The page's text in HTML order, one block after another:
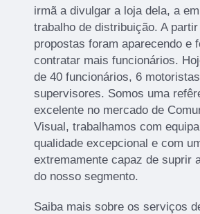
irmã a divulgar a loja dela, a
trabalho de distribuição. A
propostas foram aparecendo e
contratar mais funcionários.
de 40 funcionários, 6
supervisores. Somos uma
excelente no mercado de
Visual, trabalhamos com
qualidade excepcional e com
extremamente capaz de suprir
do nosso segmento.
Saiba mais sobre os serviços